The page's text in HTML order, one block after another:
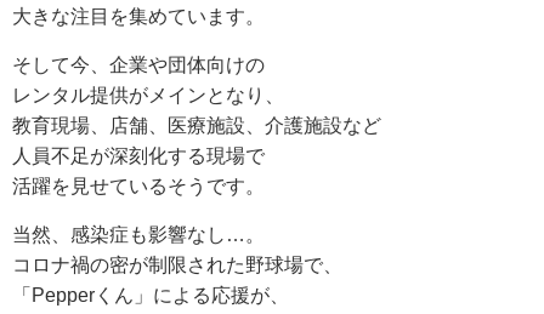
大きな注目を集めています。
そして今、企業や団体向けの
レンタル提供がメインとなり、
教育現場、店舗、医療施設、介護施設など
人員不足が深刻化する現場で
活躍を見せているそうです。
当然、感染症も影響なし…。
コロナ禍の密が制限された野球場で、
「Pepperくん」による応援が、